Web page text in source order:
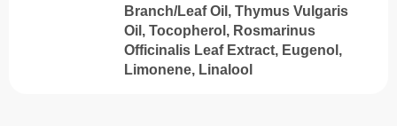
Branch/Leaf Oil, Thymus Vulgaris
Oil, Tocopherol, Rosmarinus
Officinalis Leaf Extract, Eugenol,
Limonene, Linalool